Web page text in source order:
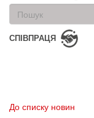
Пошукова
форма
Пошук
СПІВПРАЦЯ
До списку новин